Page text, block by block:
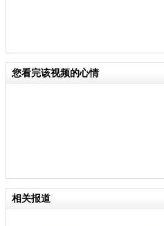
您看完该视频的心情
相关报道